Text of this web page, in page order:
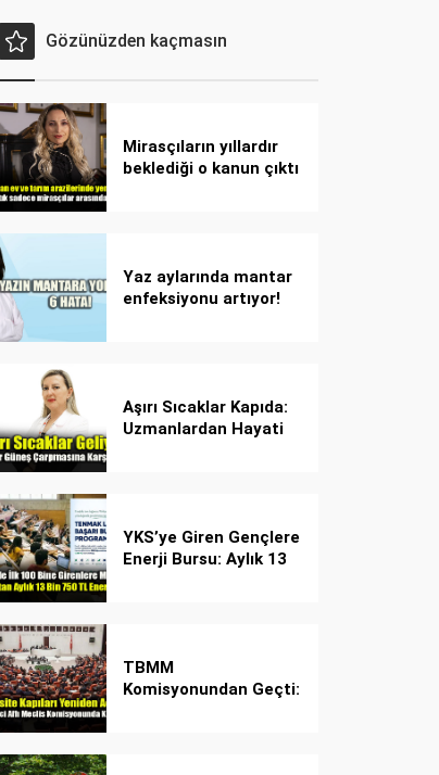
Gözünüzden kaçmasın
Mirasçıların yıllardır
beklediği o kanun çıktı
Yaz aylarında mantar
enfeksiyonu artıyor!
Aşırı Sıcaklar Kapıda:
Uzmanlardan Hayati
YKS’ye Giren Gençlere
Enerji Bursu: Aylık 13
TBMM
Komisyonundan Geçti: